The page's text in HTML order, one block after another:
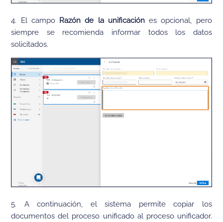
4. El campo Razón de la unificaciónes opcional, pero
siempre se recomienda informar todos los datos
solicitados.
5. A continuación, el sistema permite copiar los
documentos del proceso unificado al proceso unificador.